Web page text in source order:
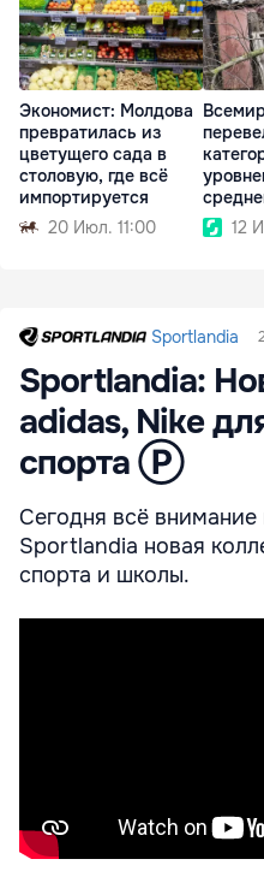
Экономист: Молдова
превратилась из
цветущего сада в
столовую, где всё
импортируется
20 Июл. 11:00
12
Sportlandia
Sportlandia:
adidas, Nike
спорта Ⓟ
Сегодня всё
Sportlandia новая
спорта и школы.